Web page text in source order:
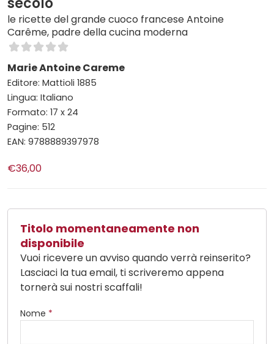
le ricette del grande cuoco francese Antoine
Carême, padre della cucina moderna
Marie Antoine Careme
Editore: Mattioli 1885
Lingua: Italiano
Formato: 17 x 24
Pagine: 512
EAN: 9788889397978
€36,00
Titolo momentaneamente non
disponibile
Vuoi ricevere un avviso quando verrà reinserito?
Lasciaci la tua email, ti scriveremo appena
tornerà sui nostri scaffali!
Nome *